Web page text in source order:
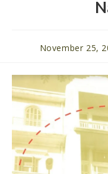
November 25,